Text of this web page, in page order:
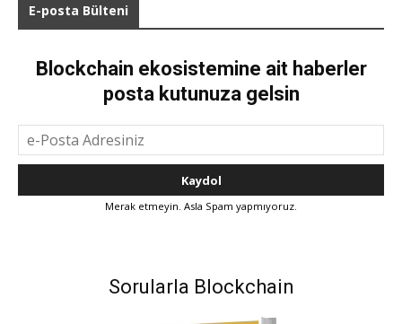
E-posta Bülteni
Blockchain ekosistemine ait haberler
posta kutunuza gelsin
Merak etmeyin. Asla Spam yapmıyoruz.
Sorularla Blockchain